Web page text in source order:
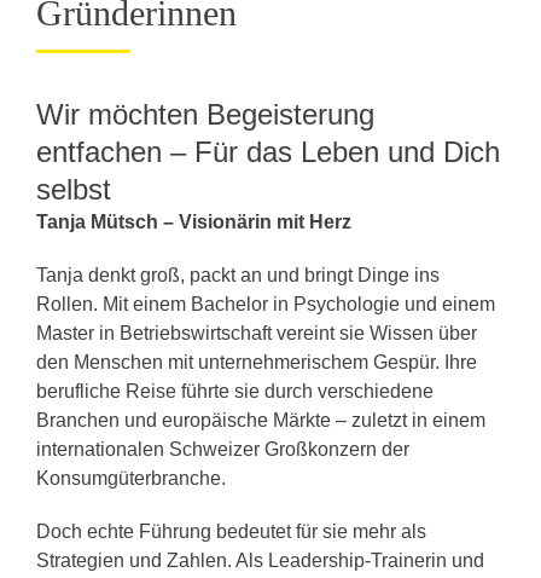
Gründerinnen
Wir möchten Begeisterung
entfachen – Für das Leben und Dich
selbst
Tanja Mütsch – Visionärin mit Herz
Tanja denkt groß, packt an und bringt Dinge ins
Rollen. Mit einem Bachelor in Psychologie und einem
Master in Betriebswirtschaft vereint sie Wissen über
den Menschen mit unternehmerischem Gespür. Ihre
berufliche Reise führte sie durch verschiedene
Branchen und europäische Märkte – zuletzt in einem
internationalen Schweizer Großkonzern der
Konsumgüterbranche.
Doch echte Führung bedeutet für sie mehr als
Strategien und Zahlen. Als Leadership-Trainerin und